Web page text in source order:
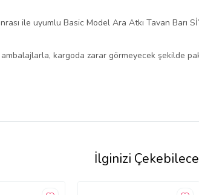
ile uyumlu Basic Model Ara Atkı Tavan Barı
kargoda zarar görmeyecek şekilde
İlginizi